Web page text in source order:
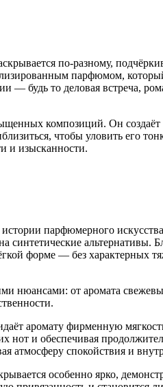
по-разному,
парфюмом, который
— будь то деловая встреча,
композиций. Он
чтобы уловить его
и изысканности.
парфюмерного
альтернативы.
форме — без характерных
нюансами: от аромата
аромату фирменную
нот и обеспечивая
атмосферу спокойствия и
особенно ярко,